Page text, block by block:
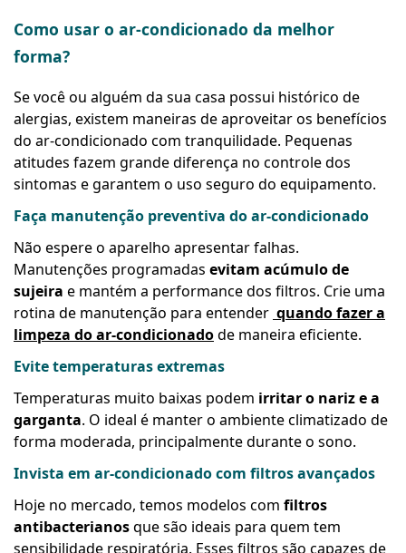
Como usar o ar-condicionado da melhor
forma?
Se você ou alguém da sua casa possui histórico de
alergias, existem maneiras de aproveitar os benefícios
do ar-condicionado com tranquilidade. Pequenas
atitudes fazem grande diferença no controle dos
sintomas e garantem o uso seguro do equipamento.
Faça manutenção preventiva do ar-condicionado
Não espere o aparelho apresentar falhas.
Manutenções programadas evitam acúmulo de
sujeira e mantém a performance dos filtros. Crie uma
rotina de manutenção para entender quando fazer a
limpeza do ar-condicionadode maneira eficiente.
Evite temperaturas extremas
Temperaturas muito baixas podem irritar o nariz e a
garganta. O ideal é manter o ambiente climatizado de
forma moderada, principalmente durante o sono.
Invista em ar-condicionado com filtros avançados
Hoje no mercado, temos modelos com filtros
antibacterianosque são ideais para quem tem
sensibilidade respiratória. Esses filtros são capazes de